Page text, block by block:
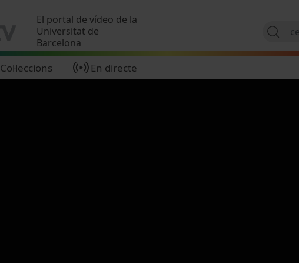
El portal de vídeo de la
Universitat de
Barcelona
Col·leccions En directe